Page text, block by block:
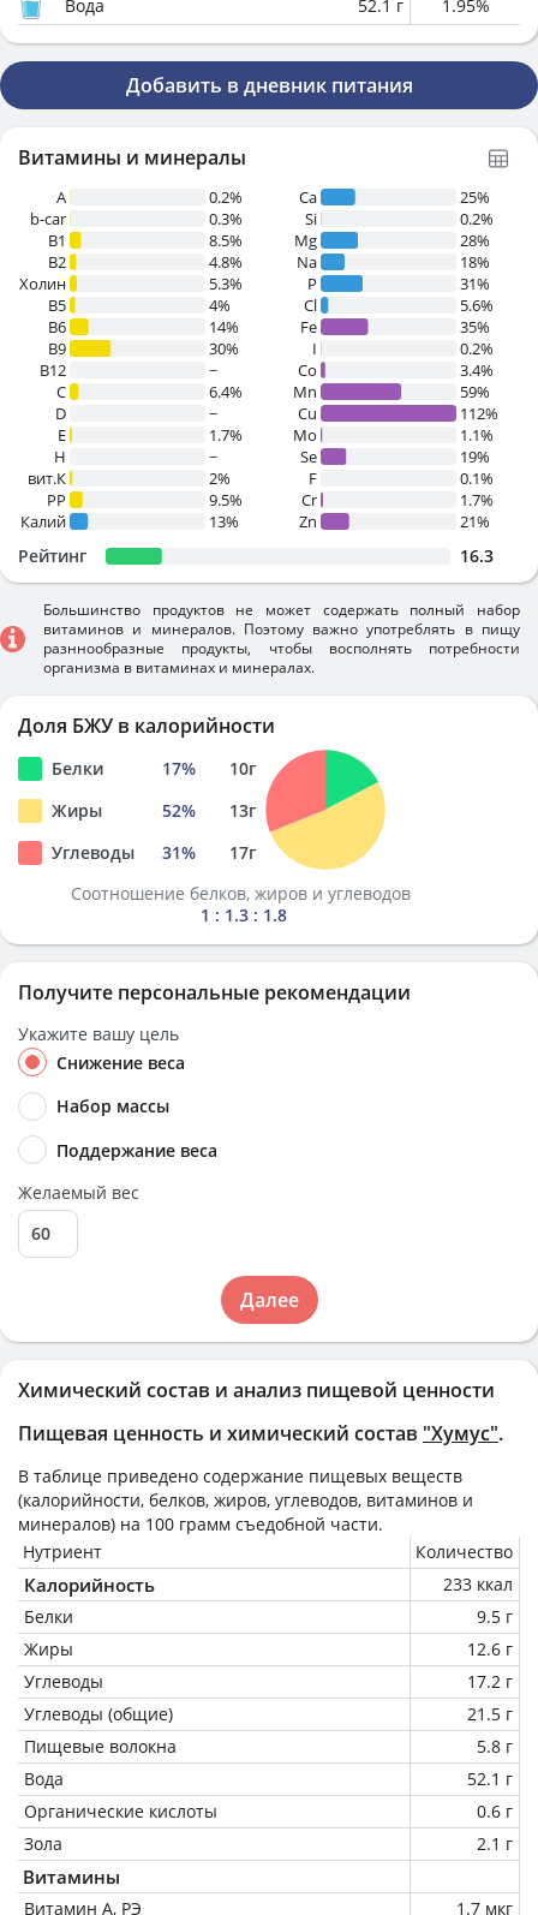
Химический состав и анализ пищевой ценности
Пищевая ценность и химический состав "Хумус".
В таблице приведено содержание пищевых веществ
(калорийности, белков, жиров, углеводов, витаминов и
минералов) на 100 грамм съедобной части.
Нутриент
Количество
Калорийность
233 ккал
Белки
9.5 г
Жиры
12.6 г
Углеводы
17.2 г
Углеводы (общие)
21.5 г
Пищевые волокна
5.8 г
Вода
52.1 г
Органические кислоты
0.6 г
Зола
2.1 г
Витамины
Витамин А, РЭ 1.7 мкг
Вода
52.1 г 1.95%
Добавить в дневник питания
Витамины и минералы
A
0.2%
b-car
0.3%
В1
8.5%
B2
4.8%
Холин
5.3%
B5
4%
B6
14%
B9
30%
B12
~
C
6.4%
D
~
E
1.7%
H
~
вит.К
2%
PP
9.5%
Калий
13%
Ca
25%
Si
0.2%
Mg
28%
Na
18%
P
31%
Cl
5.6%
Fe
35%
I
0.2%
Co
3.4%
Mn
59%
Cu
112%
Mo
1.1%
Se
19%
F
0.1%
Cr
1.7%
Zn
21%
Рейтинг 16.3
Большинство продуктов не может содержать полный набор
витаминов и минералов. Поэтому важно употреблять в пищу
разннообразные продукты, чтобы восполнять потребности
организма в витаминах и минералах.
Доля БЖУ в калорийности
Белки 17% 10г
Жиры
52% 13г
Углеводы
31% 17г
Соотношение белков, жиров и углеводов
1 : 1.3 : 1.8
Получите персональные рекомендации
Укажите вашу цель
Снижение веса
Набор массы
Поддержание веса
Желаемый вес
Далее